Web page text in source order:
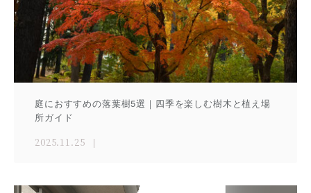
庭におすすめの落葉樹5選｜四季を楽しむ樹木と植え場
所ガイド
2025.11.25